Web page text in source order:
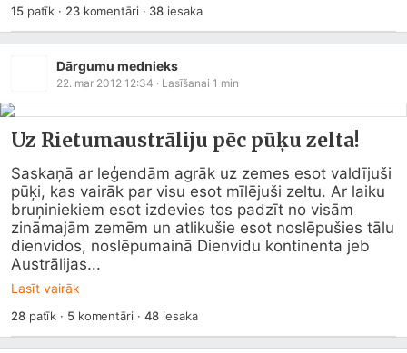
15patīk · 23komentāri · 38 iesaka
Dārgumu mednieks
22. mar 2012 12:34 · Lasīšanai 1 min
Uz Rietumaustrāliju pēc pūķu zelta!
Saskaņā ar leģendām agrāk uz zemes esot valdījuši
pūķi, kas vairāk par visu esot mīlējuši zeltu. Ar laiku
bruņiniekiem esot izdevies tos padzīt no visām
zināmajām zemēm un atlikušie esot noslēpušies tālu
dienvidos, noslēpumainā Dienvidu kontinenta jeb
Austrālijas...
Lasīt vairāk
28patīk · 5komentāri · 48 iesaka